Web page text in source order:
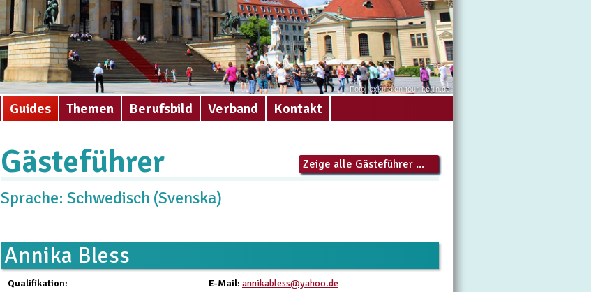
Foto: exkursion-tour-berlin.de
Guides Themen Berufsbild Verband Kontakt
Gästeführer
Sprache: Schwedisch (Svenska)
Zeige alle Gästeführer ...
Annika Bless
Qualifikation: E-Mail: annikabless@yahoo.de